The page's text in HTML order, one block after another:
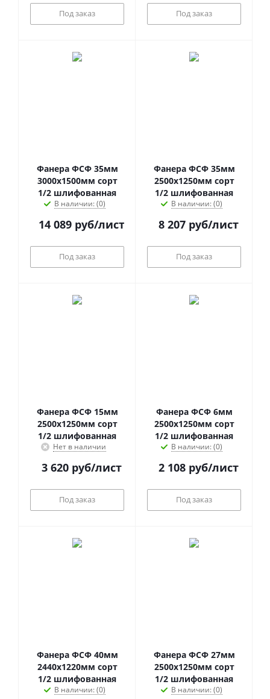
Под заказ Под заказ
Фанера ФСФ 35мм
3000х1500мм сорт
1/2 шлифованная
В наличии: (0)
14 089руб/лист
Под заказ
Фанера ФСФ 35мм
2500х1250мм сорт
1/2 шлифованная
В наличии: (0)
8 207руб/лист
Под заказ
Фанера ФСФ 15мм
2500х1250мм сорт
1/2 шлифованная
Нет в наличии
3 620руб/лист
Под заказ
Фанера ФСФ 6мм
2500х1250мм сорт
1/2 шлифованная
В наличии: (0)
2 108руб/лист
Под заказ
Фанера ФСФ 40мм
2440х1220мм сорт
1/2 шлифованная
В наличии: (0)
Фанера ФСФ 27мм
2500х1250мм сорт
1/2 шлифованная
В наличии: (0)